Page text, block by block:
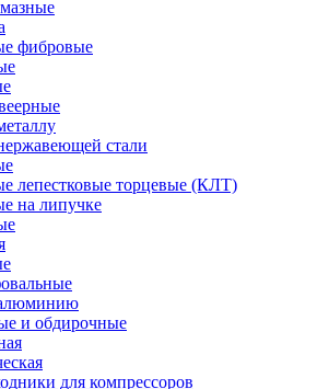
фибровые
стали
лепестковые торцевые (КЛТ)
на липучке
и обдирочные
для компрессоров